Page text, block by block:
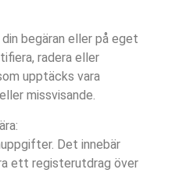
din begäran eller på eget
radera eller
upptäcks vara
missvisande.
Det innebär
ett registerutdrag över